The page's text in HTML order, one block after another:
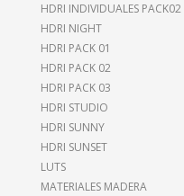
HDRI INDIVIDUALES PACK02
HDRI NIGHT
HDRI PACK 01
HDRI PACK 02
HDRI PACK 03
HDRI STUDIO
HDRI SUNNY
HDRI SUNSET
LUTS
MATERIALES MADERA